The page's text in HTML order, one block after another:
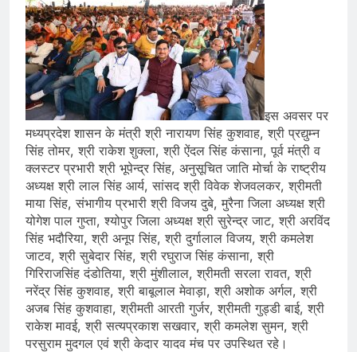
इस अवसर पर
मध्यप्रदेश शासन के मंत्री श्री नारायण सिंह कुशवाह, श्री प्रद्युम्न
सिंह तोमर, श्री राकेश शुक्ला, श्री ऐंदल सिंह कंसाना, पूर्व मंत्री व
क्लस्टर प्रभारी श्री भूपेन्द्र सिंह, अनुसूचित जाति मोर्चा के राष्ट्रीय
अध्यक्ष श्री लाल सिंह आर्य, सांसद श्री विवेक शेजवलकर, श्रीमती
माया सिंह, संभागीय प्रभारी श्री विजय दुबे, मुरैना जिला अध्यक्ष श्री
योगेश पाल गुप्ता, श्योपुर जिला अध्यक्ष श्री सुरेन्द्र जाट, श्री अरविंद
सिंह भदौरिया, श्री अनूप सिंह, श्री दुर्गालाल विजय, श्री कमलेश
जाटव, श्री सुबेदार सिंह, श्री रघुराज सिंह कंसाना, श्री
गिरिराजसिंह दंडोतिया, श्री मुंशीलाल, श्रीमती सरला रावत, श्री
नरेंद्र सिंह कुशवाह, श्री बाबूलाल मेवाड़ा, श्री अशोक अर्गल, श्री
अजब सिंह कुशवाहा, श्रीमती आरती गुर्जर, श्रीमती गुड्डी बाई, श्री
राकेश मावई, श्री सत्यप्रकाश सखवार, श्री कमलेश सुमन, श्री
परसुराम मुदगल एवं श्री केदार यादव मंच पर उपस्थित रहे।